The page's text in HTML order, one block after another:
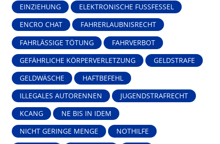
EINZIEHUNG ELEKTRONISCHE FUSSFESSEL
ENCRO CHAT FAHRERLAUBNISRECHT
FAHRLÄSSIGE TÖTUNG FAHRVERBOT
GEFÄHRLICHE KÖRPERVERLETZUNG GELDSTRAFE
GELDWÄSCHE HAFTBEFEHL
ILLEGALES AUTORENNEN JUGENDSTRAFRECHT
KCANG NE BIS IN IDEM
NICHT GERINGE MENGE NOTHILFE